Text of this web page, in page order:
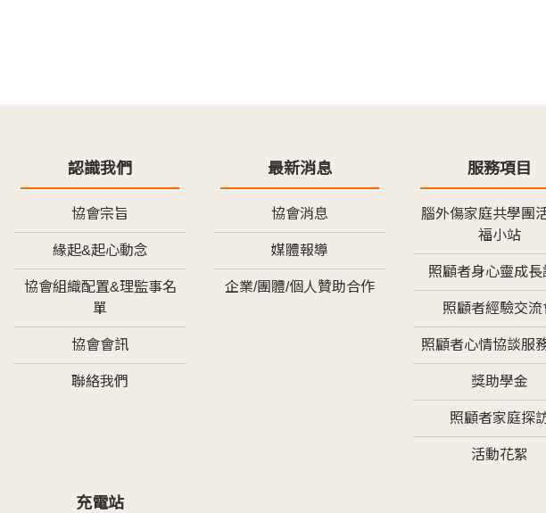
認識我們
協會宗旨
緣起&起心動念
協會組織配置&理監事名
單
協會會訊
聯絡我們
最新消息
協會消息
媒體報導
企業/團體/個人贊助合作
服務項目
腦外傷家庭共學團
福小站
照顧者身心靈成長
照顧者經驗交流
照顧者心情協談服
獎助學金
照顧者家庭探
活動花絮
充電站